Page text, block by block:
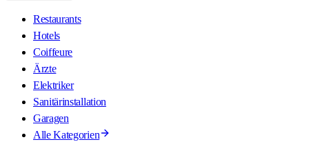
Restaurants
Hotels
Coiffeure
Ärzte
Elektriker
Sanitärinstallation
Garagen
Alle Kategorien